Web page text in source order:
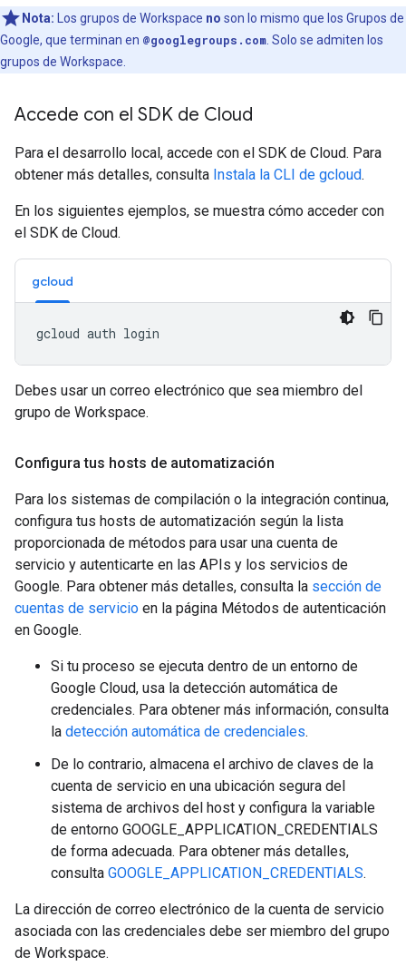
Nota: Los grupos de Workspace no son lo mismo que los Grupos de
Google, que terminan en @googlegroups.com . Solo se admiten los
grupos de Workspace.
Accede con el SDK de Cloud
Para el desarrollo local, accede con el SDK de Cloud. Para
obtener más detalles, consulta Instala la CLI de gcloud.
En los siguientes ejemplos, se muestra cómo acceder con
el SDK de Cloud.
gcloud
Debes usar un correo electrónico que sea miembro del
grupo de Workspace.
Configura tus hosts de automatización
Para los sistemas de compilación o la integración continua,
configura tus hosts de automatización según la lista
proporcionada de métodos para usar una cuenta de
servicio y autenticarte en las APIs y los servicios de
Google. Para obtener más detalles, consulta la sección de
cuentas de servicio en la página Métodos de autenticación
en Google.
Si tu proceso se ejecuta dentro de un entorno de
Google Cloud, usa la detección automática de
credenciales. Para obtener más información, consulta
la detección automática de credenciales.
De lo contrario, almacena el archivo de claves de la
cuenta de servicio en una ubicación segura del
sistema de archivos del host y configura la variable
de entorno GOOGLE_APPLICATION_CREDENTIALS
de forma adecuada. Para obtener más detalles,
consulta GOOGLE_APPLICATION_CREDENTIALS.
La dirección de correo electrónico de la cuenta de servicio
asociada con las credenciales debe ser miembro del grupo
de Workspace.